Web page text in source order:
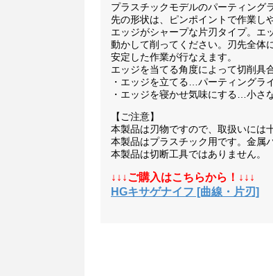
プラスチックモデルのパーティング
先の形状は、ピンポイントで作業し
エッジがシャープな片刃タイプ。エ
動かして削ってください。刃先全体
安定した作業が行なえます。
エッジを当てる角度によって切削具
・エッジを立てる…パーティングラ
・エッジを寝かせ気味にする…小さ
【ご注意】
本製品は刃物ですので、取扱いには
本製品はプラスチック用です。金属
本製品は切断工具ではありません。
↓↓↓ご購入はこちらから！↓↓↓
HGキサゲナイフ [曲線・片刃]